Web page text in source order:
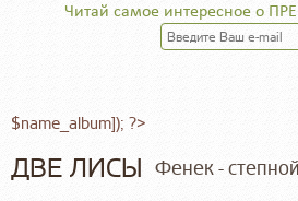
Читай самое интересное о
$name_album]); ?>
ДВЕ ЛИСЫ Фенек -